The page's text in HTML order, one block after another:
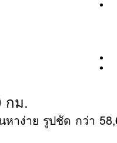
กม.
าง่าย รูปชัด กว่า